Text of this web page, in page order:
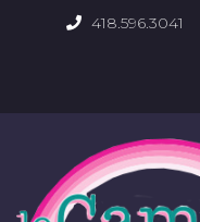
418.596.3041